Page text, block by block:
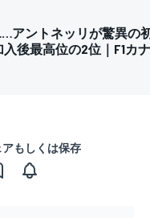
アントネッリが驚異
後最高位の2位｜F1カ
もしくは保存